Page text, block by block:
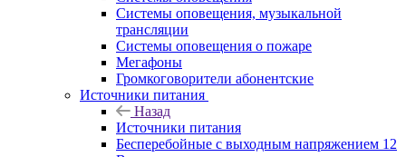
Системы оповещения, музыкальной
трансляции
Системы оповещения о пожаре
Мегафоны
Громкоговорители абонентские
Источники питания
Назад
Источники питания
Бесперебойные с выходным напряжением 12